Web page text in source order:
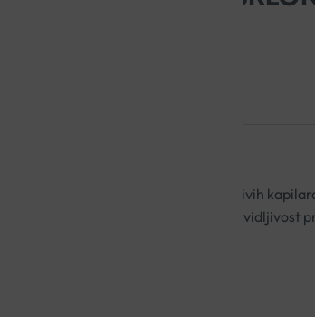
djeluje učinkovito protiv crvenila i vidljivih
u području crvenila, smanjuje vidljivost